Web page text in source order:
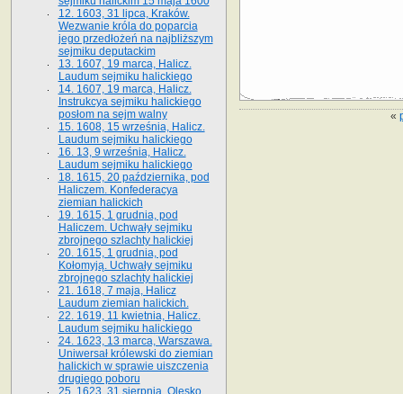
«
12. 1603, 31 lipca, Kraków.
Wezwanie króla do poparcia
jego przedłożeń na najbliższym
sejmiku deputackim
13. 1607, 19 marca, Halicz.
Laudum sejmiku halickiego
14. 1607, 19 marca, Halicz.
Instrukcya sejmiku halickiego
posłom na sejm walny
15. 1608, 15 września, Halicz.
Laudum sejmiku halickiego
16. 13, 9 września, Halicz.
Laudum sejmiku halickiego
18. 1615, 20 października, pod
Haliczem. Konfederacya
ziemian halickich
19. 1615, 1 grudnia, pod
Haliczem. Uchwały sejmiku
zbrojnego szlachty halickiej
20. 1615, 1 grudnia, pod
Kołomyją. Uchwały sejmiku
zbrojnego szlachty halickiej
21. 1618, 7 maja, Halicz
Laudum ziemian halickich.
22. 1619, 11 kwietnia, Halicz.
Laudum sejmiku halickiego
24. 1623, 13 marca, Warszawa.
Uniwersał królewski do ziemian
halickich w sprawie uiszczenia
drugiego poboru
25. 1623, 31 sierpnia, Olesko.